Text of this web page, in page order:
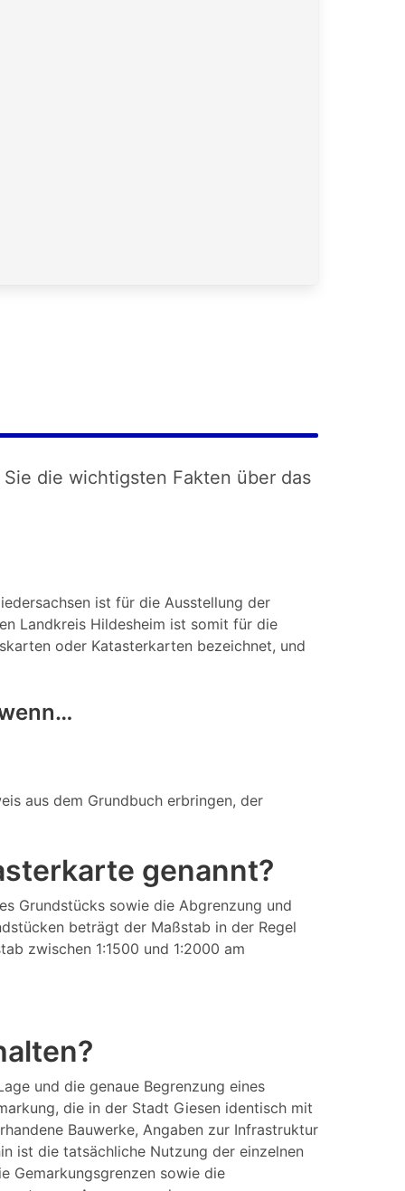
die wichtigsten Fakten über das
ist für die Ausstellung der
Landkreis Hildesheim ist somit für die
oder Katasterkarten bezeichnet, und
aus dem Grundbuch erbringen, der
genannt?
Grundstücks sowie die Abgrenzung und
beträgt der Maßstab in der Regel
zwischen 1:1500 und 1:2000 am
und die genaue Begrenzung eines
die in der Stadt Giesen identisch mit
Bauwerke, Angaben zur Infrastruktur
ist die tatsächliche Nutzung der einzelnen
Gemarkungsgrenzen sowie die